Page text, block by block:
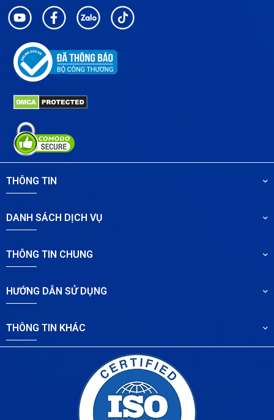
THÔNG TIN
DANH SÁCH DỊCH VỤ
THÔNG TIN CHUNG
HƯỚNG DẪN SỬ DỤNG
THÔNG TIN KHÁC